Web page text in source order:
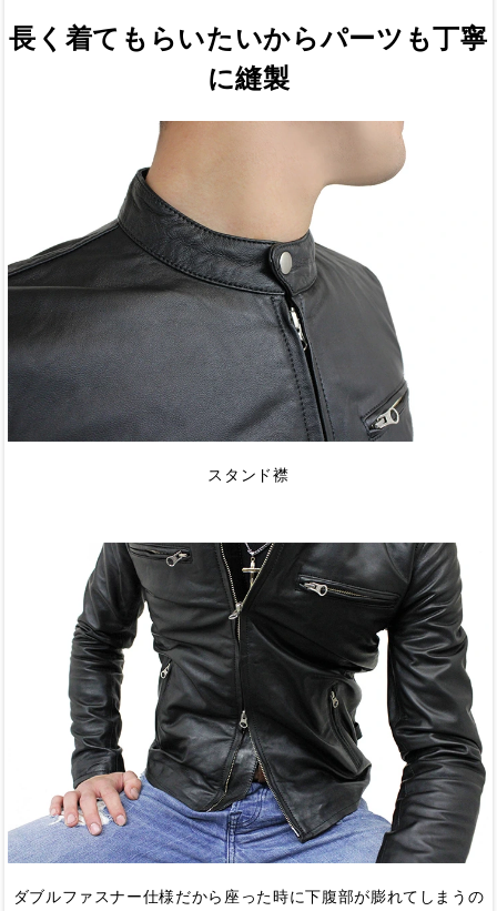
長く着てもらいたいからパーツも丁寧
に縫製
スタンド襟
ダブルファスナー仕様だから座った時に下腹部が膨れてしまうの